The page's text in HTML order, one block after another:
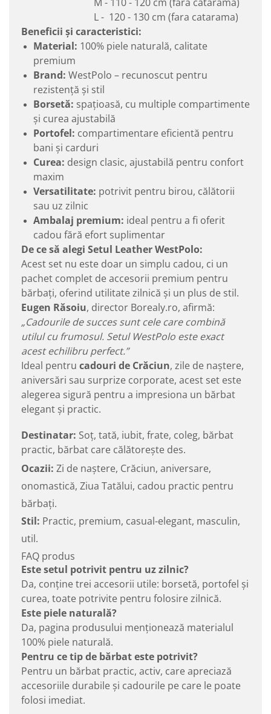
M - 110 - 120 cm (fara catarama)
L - 120 - 130 cm (fara catarama)
Beneficii și caracteristici:
Material: 100% piele naturală, calitate
premium
Brand: WestPolo – recunoscut pentru
rezistență și stil
Borsetă: spațioasă, cu multiple compartimente
și curea ajustabilă
Portofel: compartimentare eficientă pentru
bani și carduri
Curea: design clasic, ajustabilă pentru confort
maxim
Versatilitate: potrivit pentru birou, călătorii
sau uz zilnic
Ambalaj premium: ideal pentru a fi oferit
cadou fără efort suplimentar
De ce să alegi Setul Leather WestPolo:
Acest set nu este doar un simplu cadou, ci un
pachet complet de accesorii premium pentru
bărbați, oferind utilitate zilnică și un plus de stil.
Eugen Răsoiu, director Borealy.ro, afirmă:
„Cadourile de succes sunt cele care combină
utilul cu frumosul. Setul WestPolo este exact
acest echilibru perfect.”
Ideal pentru cadouri de Crăciun, zile de naștere,
aniversări sau surprize corporate, acest set este
alegerea sigură pentru a impresiona un bărbat
elegant și practic.
Destinatar: Soț, tată, iubit, frate, coleg, bărbat
practic, bărbat care călătorește des.
Ocazii: Zi de naștere, Crăciun, aniversare,
onomastică, Ziua Tatălui, cadou practic pentru
bărbați.
Stil: Practic, premium, casual-elegant, masculin,
util.
FAQ produs
Este setul potrivit pentru uz zilnic?
Da, conține trei accesorii utile: borsetă, portofel și
curea, toate potrivite pentru folosire zilnică.
Este piele naturală?
Da, pagina produsului menționează materialul
100% piele naturală.
Pentru ce tip de bărbat este potrivit?
Pentru un bărbat practic, activ, care apreciază
accesoriile durabile și cadourile pe care le poate
folosi imediat.